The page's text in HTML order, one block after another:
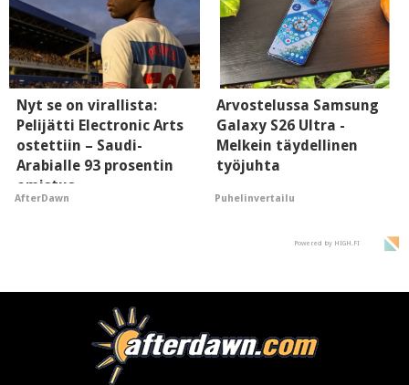
Nyt se on virallista:
Pelijätti Electronic Arts
ostettiin – Saudi-
Arabialle 93 prosentin
omistus
AfterDawn
Arvostelussa Samsung
Galaxy S26 Ultra -
Melkein täydellinen
työjuhta
Puhelinvertailu
Powered by HIGH.FI